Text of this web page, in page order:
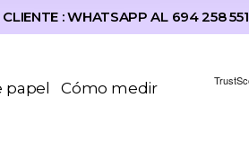
: WHATSAPP AL 694 258 551
papel
Cómo medir